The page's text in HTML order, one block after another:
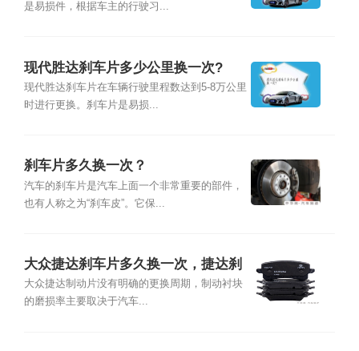
是易损件，根据车主的行驶习...
现代胜达刹车片多少公里换一次?
现代胜达刹车片在车辆行驶里程数达到5-8万公里
时进行更换。刹车片是易损...
刹车片多久换一次？
汽车的刹车片是汽车上面一个非常重要的部件，
也有人称之为“刹车皮”。它保...
大众捷达刹车片多久换一次，捷达刹
车片多少钱
大众捷达制动片没有明确的更换周期，制动衬块
的磨损率主要取决于汽车...